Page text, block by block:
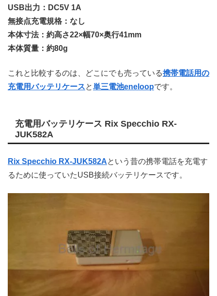
USB出力：DC5V 1A
無接点充電規格：なし
本体寸法：約高さ22×幅70×奥行41mm
本体質量：約80g
これと比較するのは、どこにでも売っている携帯電話用の
充電用バッテリケースと単三電池eneloopです。
充電用バッテリケース Rix Specchio RX-
JUK582A
Rix Specchio RX-JUK582Aという昔の携帯電話を充電す
るために使っていたUSB接続バッテリケースです。